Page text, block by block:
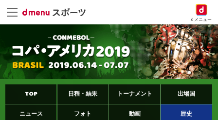
dメニュー
TOP 日程・結果 トーナメント 出場国
ニュース フォト 動画 歴史